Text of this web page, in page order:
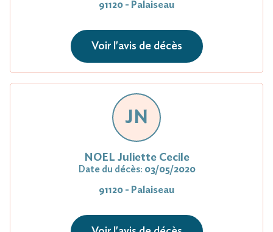
91120 - Palaiseau
Voir l'avis de décès
JN
NOEL Juliette Cecile
Date du décès: 03/05/2020
91120 - Palaiseau